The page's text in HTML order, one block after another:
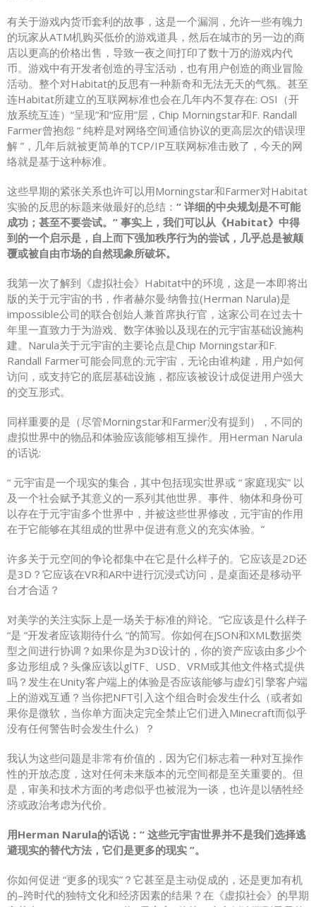
有关于游戏内货币套利的故事，这是一个漏洞，允许一些有魄力
的玩家从ATM机购买低价的游戏道具，然后在城市的另一边的商
店以更高的价格出售，导致一夜之间打印了数十万的游戏内代
币。游戏中有开发者创造的寻宝活动，也有用户创造的商业冒险
活动。整个对Habitat的反思有一种新奇和无法无天的气氛。甚至
连Habitat所建立的互联网标准也会在几年内不复存在: OSI（开
放系统互连）“呈现”和“应用”层，Chip Morningstar和F. Randall
Farmer曾抱怨 “ 纯粹是对网络空间通信协议的更高层次的错误理
解 ”，几年后就被更简单的TCP/IP互联网标准击败了，今天的网
络就是基于这种标准。
这些早期的紧张关系也许可以用Morningstar和Farmer对Habitat
实验的反思的标题来做最好的总结： “ 详细的中央规划是不可能
成功；甚至不要尝试。” 事实上，我们可以从《Habitat》中得
到的一个启示是，自上而下强加秩序行为的尝试，几乎总是被颠
覆或被自由市场的自然现象所破坏。
我第一次了解到《虚拟社会》Habitat中的环境，这是一本即将出
版的关于元宇宙的书，作者赫尔曼·纳鲁拉(Herman Narula)是
impossible公司的联合创始人兼首席执行官，这家公司在过去十
年里一直致力于为游戏、数字体验以及现在的元宇宙基础设施构
建。Narula关于元宇宙的主要论点是Chip Morningstar和F.
Randall Farmer可能会同意的:元宇宙，无论由谁构建，用户如何
访问，或支持它的底层基础设施，都应该被设计成促进用户强大
的交互形式。
同样重要的是（尽管Morningstar和Farmer没有提到），不同的
虚拟世界中的物品和体验应该能够相互操作。用Herman Narula
的话说:
“ 元宇宙是一个现实的集合，其中包括现实世界或 “ 家庭现实” 以
及一个社会赋予其意义的一系列其他世界。事件、物体和身份可
以存在于元宇宙多个世界中，并被这些世界修改，元宇宙的作用
在于它能够在其组成的世界中促进有意义的充实体验。”
许多关于元空间的争论都集中在它是什么样子的。它应该是2D还
是3D？它应该在VR和AR中进行沉浸式访问，是桌面还是移动平
台才合适？
对美学的关注实际上是一场关于标准的辩论。”它应该是什么样子
“是 “开发者应该期待什么 “的简写。你如何在JSON和XML数据类
型之间进行协调？如果你是为3D设计的，你的资产应该由多少个
多边形组成？头像应该以glTF、USD、VRM或其他文件格式提供
吗？发生在Unity客户端上的体验是否应该能够与虚幻引擎客户端
上的游戏互通？当你把NFT引入这个组合时会发生什么（或者如
果你是微软，当你单方面决定完全禁止它们进入Minecraft而似乎
没有任何警告时会发生什么）？
我认为这些问题是非常有价值的，因为它们标志着一种对互操作
性的开放态度，这对任何未来版本的元空间都是至关重要的。但
是，审美和技术方面的考虑似乎也被混为一谈，也许是以牺牲经
济或政治考虑为代价。
用Herman Narula的话说：“ 这些元宇宙世界并不是我们选择逃
避现实的替代方法，它们是更多的现实 ”。
你如何促进 “更多的现实”？它甚至是主动促成的，还是更加有机
的–跨时代的独特文化和经济因素的结果？在《虚拟社会》的早期